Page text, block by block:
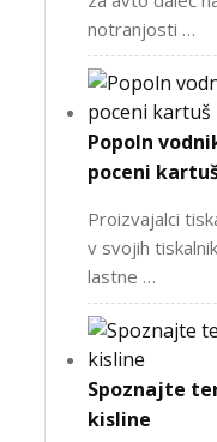
notranjosti …
Popoln
poceni
Proizvajalci
v svojih
lastne …
Spoznajte
kisline